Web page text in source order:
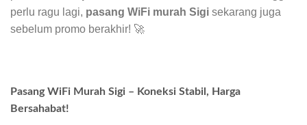
perlu ragu lagi, pasang WiFi murah Sigi sekarang juga
sebelum promo berakhir! 🚀
Pasang WiFi Murah Sigi – Koneksi Stabil, Harga
Bersahabat!